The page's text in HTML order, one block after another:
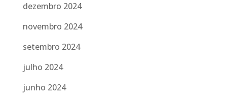
dezembro 2024
novembro 2024
setembro 2024
julho 2024
junho 2024